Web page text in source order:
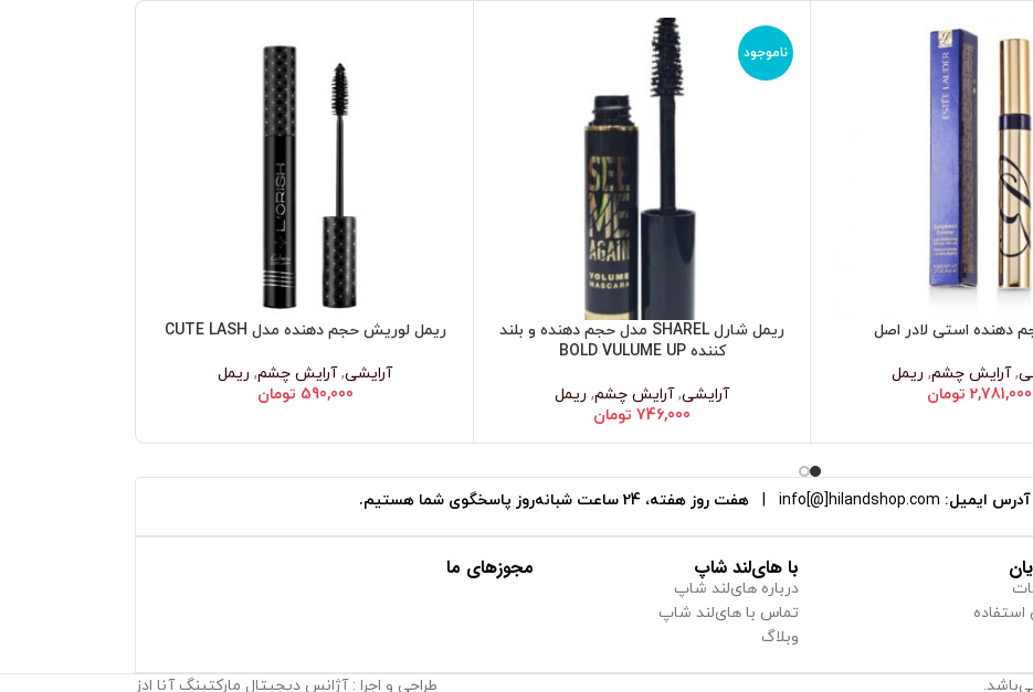
دهنده استی لادر اصل
,آرایش چشم, ریمل
2,781,000 تومان
ناموجود
اطلاعات بیشتر
ریمل شارل SHAREL مدل حجم دهنده و بلند
کننده BOLD VULUME UP
آرایشی,آرایش چشم, ریمل
746,000 تومان
افزودن به سبد خرید
ریمل لوریش حجم دهنده مدل CUTE LASH
آرایشی,آرایش چشم, ریمل
590,000 تومان
آدرس ایمیل: info[@]hilandshop.com هفت روز هفته، 24 ساعت شبانه‌روز پاسخگوی شما هستیم.
استفاده
با های‌لند شاپ
درباره های‌لند شاپ
تماس با های‌لند شاپ
وبلاگ
مجوزهای ما
طراحی و اجرا : آژانس دیجیتال مارکتینگ آنا ادز